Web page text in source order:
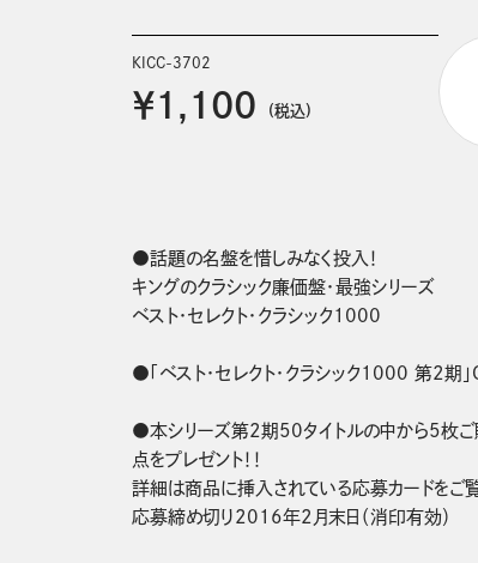
KICC-3702
￥1,100 (税込)
●話題の名盤を惜しみなく投入！
キングのクラシック廉価盤・最強シリーズ
ベスト・セレクト・クラシック1000
●「ベスト・セレクト・クラシック1000 第2期」
●本シリーズ第2期50タイトルの中から5枚ご
点をプレゼント！！
詳細は商品に挿入されている応募カードをご覧